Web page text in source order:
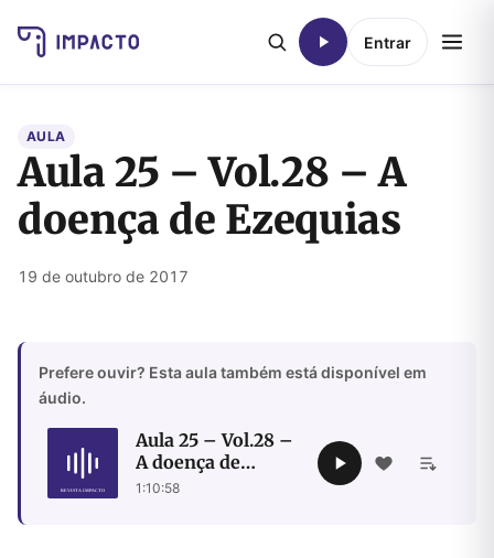
Entrar
AULA
Aula 25 – Vol.28 – A
doença de Ezequias
19 de outubro de 2017
Prefere ouvir? Esta aula também está disponível em
áudio.
Aula 25 – Vol.28 –
A doença de
Ezequias
1:10:58